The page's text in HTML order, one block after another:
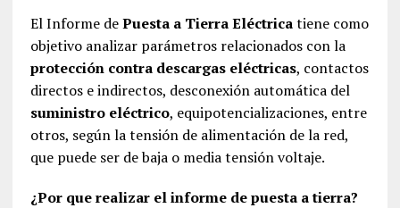
El Informe dePuesta a Tierra Eléctricatiene como
objetivo analizar parámetros relacionados con la
protección contra descargas eléctricas, contactos
directos e indirectos, desconexión automática del
suministro eléctrico, equipotencializaciones, entre
otros, según la tensión de alimentación de la red,
que puede ser de baja o media tensión voltaje.
¿Por que realizar el informe de puesta a tierra?